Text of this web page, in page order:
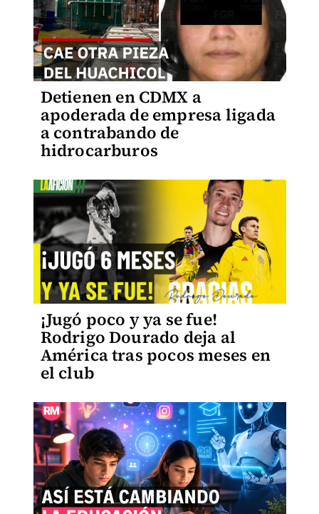
Detienen en CDMX a
apoderada de empresa ligada
a contrabando de
hidrocarburos
¡Jugó poco y ya se fue!
Rodrigo Dourado deja al
América tras pocos meses en
el club